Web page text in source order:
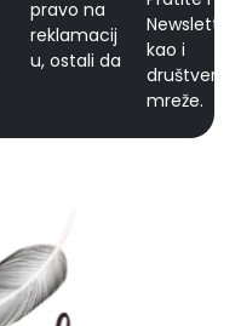
pravo na
reklamacij
u, ostali da
Newsletter
kao i
društvene
mreže.